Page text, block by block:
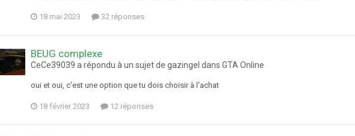
18 mai 2023 32 réponses
BEUG complexe
CeCe39039 a répondu à un sujet de gazingel dans GTA Online
oui et oui, c'est une option que tu dois choisir à l'achat
18 février 2023 12 réponses